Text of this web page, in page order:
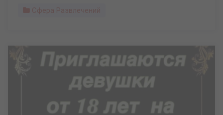
Сфера Развлечений